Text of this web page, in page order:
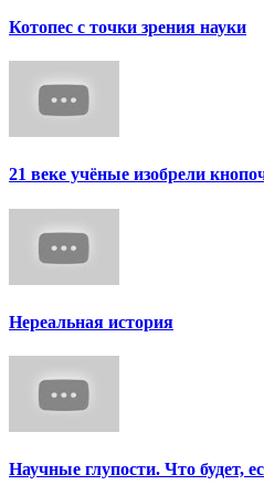
Котопес с точки зрения науки
21 веке учёные изобрели
Нереальная история
Научные глупости. Что будет,